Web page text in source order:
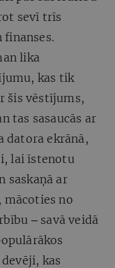
sevī trīs
lika
kas tik
šis vēstījums,
tas sasaucās ar
datora ekrānā,
lai īstenotu
saskaņā ar
no
‒ savā veidā
kas